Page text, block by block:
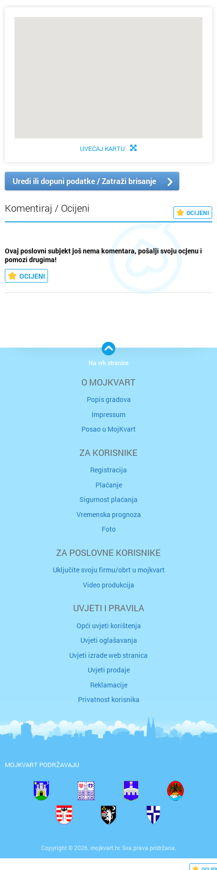
UVEĆAJ KARTU
Uredi ili dopuni podatke / Zatraži brisanje
Komentiraj / Ocijeni OCIJENI
Ovaj poslovni subjekt još nema komentara, pošalji svoju ocjenu i
pomozi drugima!
OCIJENI
O MOJKVART
Popis gradova
Impressum
Posao u MojKvart
ZA KORISNIKE
Registracija
Plaćanje
Sigurnost plaćanja
Vremenska prognoza
Foto
ZA POSLOVNE KORISNIKE
Uključite svoju firmu/obrt u mojkvart
Video produkcija
UVJETI I PRAVILA
Opći uvjeti korištenja
Uvjeti oglašavanja
Uvjeti izrade web stranica
Uvjeti prodaje
Reklamacije
Privatnost korisnika
MOJKVART PODRŽAVAJU
Copyright © 2026. mojkvart.hr. Sva prava pridržana.
Na vrh stranice